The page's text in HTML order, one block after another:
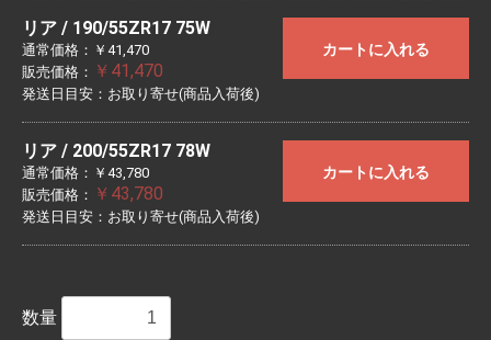
リア / 190/55ZR17 75W
通常価格：￥41,470
販売価格： ￥41,470
発送日目安：お取り寄せ(商品入荷後)
カートに入れる
リア / 200/55ZR17 78W
通常価格：￥43,780
販売価格： ￥43,780
発送日目安：お取り寄せ(商品入荷後)
カートに入れる
数量